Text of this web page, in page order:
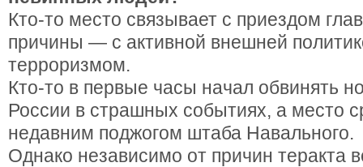
Кто-то место связывает с приездом
причины — с активной внешней
терроризмом.
Кто-то в первые часы начал обвинять
России в страшных событиях, а место
недавним поджогом штаба Навального.
Однако независимо от причин теракта